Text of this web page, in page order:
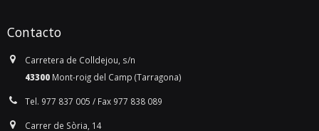
Contacto
Carretera de Colldejou, s/n
43300 Mont-roig del Camp (Tarragona)
Tel. 977 837 005 / Fax 977 838 089
Carrer de Sòria, 14